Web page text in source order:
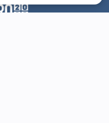
(abre em nova janela)